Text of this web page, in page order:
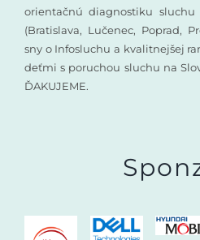
orientačnú diagnostiku
(Bratislava, Lučenec, Poprad,
sny o Infosluchu a kvalitnejšej
deťmi s poruchou sluchu na
ĎAKUJEME.